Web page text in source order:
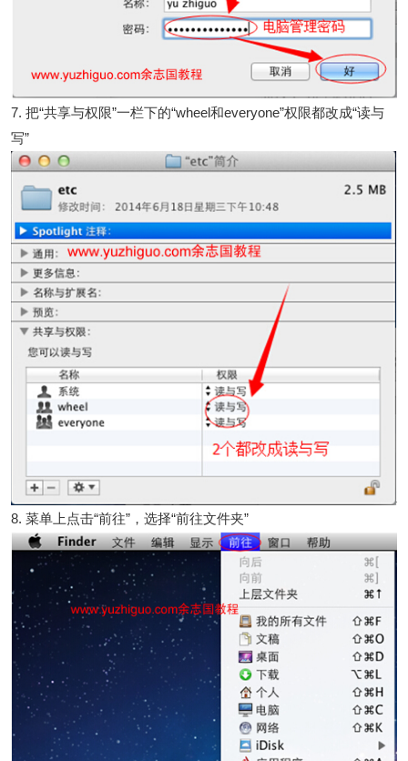
7. 把“共享与权限”一栏下的“wheel和everyone”权限都改成“读与
写”
8. 菜单上点击“前往”，选择“前往文件夹”